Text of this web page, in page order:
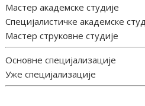
Мастер академске студије
Специјалистичке академске
Мастер струковне студије
Основне специјализације
Уже специјализације